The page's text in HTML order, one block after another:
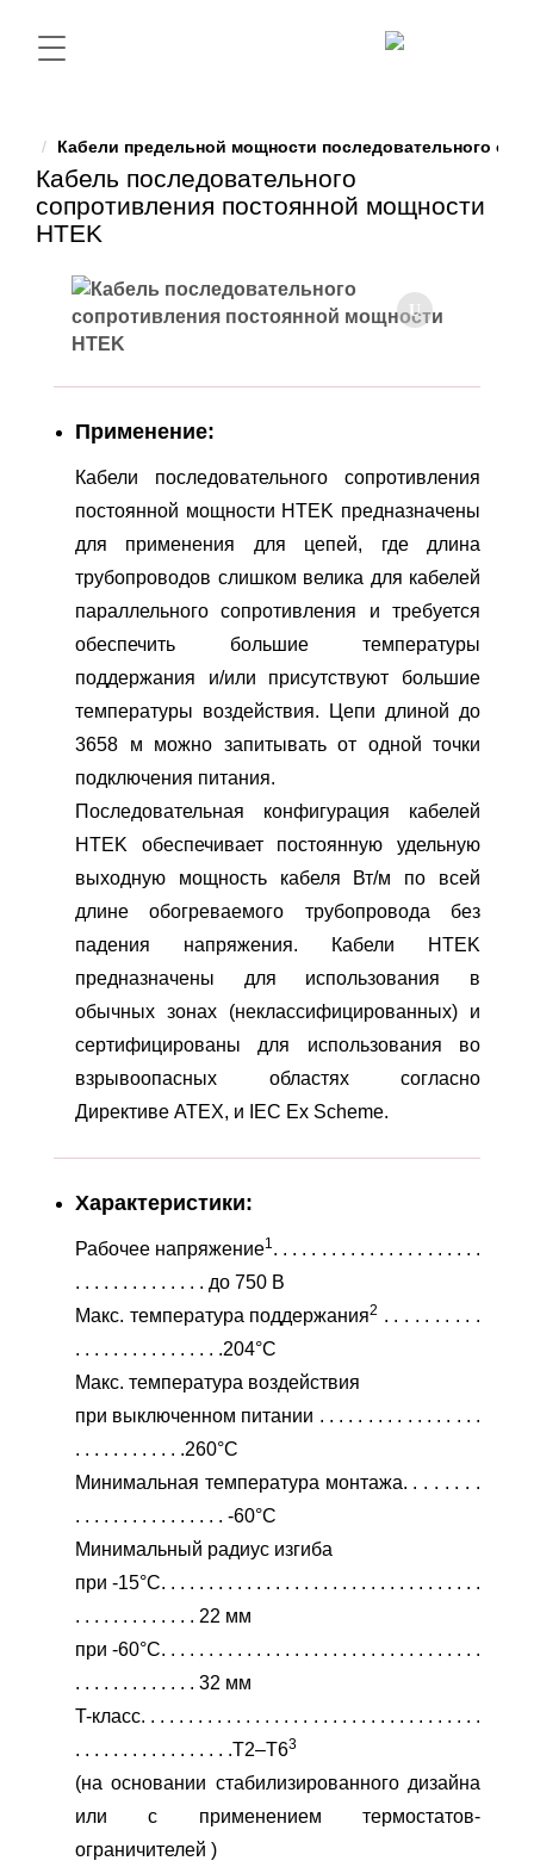
Кабели предельной мощности последовательного
Кабель последовательного
сопротивления постоянной мощности
HTEK
Применение:
Кабели последовательного сопротивления
постоянной мощности НTEK предназначены
для применения для цепей, где длина
трубопроводов слишком велика для кабелей
параллельного сопротивления и требуется
обеспечить большие температуры
поддержания и/или присутствуют большие
температуры воздействия. Цепи длиной до
3658 м можно запитывать от одной точки
подключения питания.
Последовательная конфигурация кабелей
НTEK обеспечивает постоянную удельную
выходную мощность кабеля Вт/м по всей
длине обогреваемого трубопровода без
падения напряжения. Кабели НTEK
предназначены для использования в
обычных зонах (неклассифицированных) и
сертифицированы для использования во
взрывоопасных областях согласно
Директиве ATEX, и IEC Ex Scheme.
Характеристики:
Рабочее напряжение1. . . . . . . . . . . . . . . . . . . . . .
. . . . . . . . . . . . . . дo 750 В
Maкс. температура поддержания2 . . . . . . . . . .
. . . . . . . . . . . . . . . .204°C
Maкс. температура воздействия
при выключенном питании . . . . . . . . . . . . . . . . .
. . . . . . . . . . . .260°C
Mинимальная температура монтажа. . . . . . . .
. . . . . . . . . . . . . . . . -60°C
Минимальный радиус изгиба
при -15°C. . . . . . . . . . . . . . . . . . . . . . . . . . . . . . . . . .
. . . . . . . . . . . . . 22 мм
при -60°C. . . . . . . . . . . . . . . . . . . . . . . . . . . . . . . . . .
. . . . . . . . . . . . . 32 мм
T-класс. . . . . . . . . . . . . . . . . . . . . . . . . . . . . . . . . . . .
. . . . . . . . . . . . . . . . .T2–T63
(на основании стабилизированного дизайна
или с применением термостатов-
ограничителей )